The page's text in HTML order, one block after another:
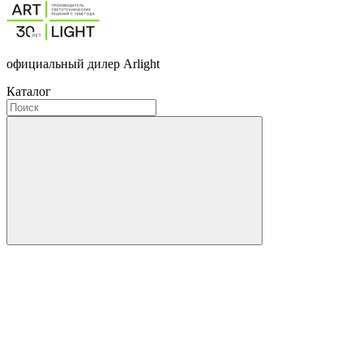
официальный дилер Arlight
Каталог